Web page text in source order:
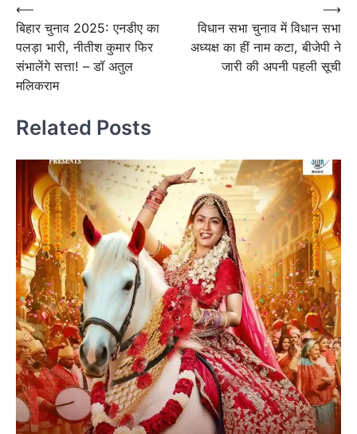
Post
navigation
⟵
बिहार चुनाव 2025: एनडीए का
पलड़ा भारी, नीतीश कुमार फिर
संभालेंगे सत्ता! – डॉ अतुल
मलिकराम
विधान सभा चुनाव में विधान सभा
अध्यक्ष का हीं नाम कटा, बीजेपी ने
जारी की अपनी पहली सूची
⟶
Related Posts